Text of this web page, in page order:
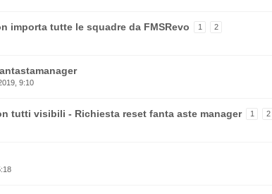
importa tutte le squadre da FMSRevo 1
2
9:10
tutti visibili - Richiesta reset fanta aste manager 1
2